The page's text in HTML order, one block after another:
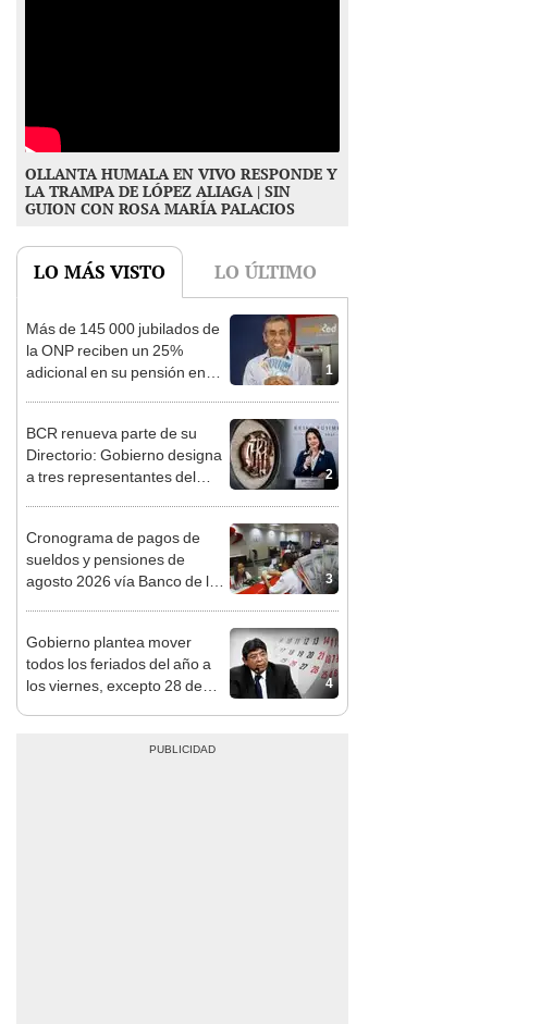
OLLANTA HUMALA EN VIVO RESPONDE Y
LA TRAMPA DE LÓPEZ ALIAGA | SIN
GUION CON ROSA MARÍA PALACIOS
LO MÁS VISTO LO ÚLTIMO
1
Más de 145 000 jubilados de
la ONP reciben un 25%
adicional en su pensión en
2
BCR renueva parte de su
Directorio: Gobierno designa
a tres representantes del
3
Cronograma de pagos de
sueldos y pensiones de
agosto 2026 vía Banco de la
4
Gobierno plantea mover
todos los feriados del año a
los viernes, excepto 28 de